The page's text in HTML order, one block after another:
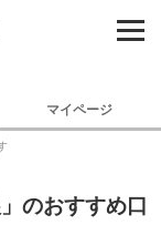
マイページ
」のおすすめ口